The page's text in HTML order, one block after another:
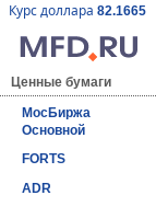
Курс доллара 82.1665
Ценные бумаги
МосБиржа
Основной
FORTS
ADR